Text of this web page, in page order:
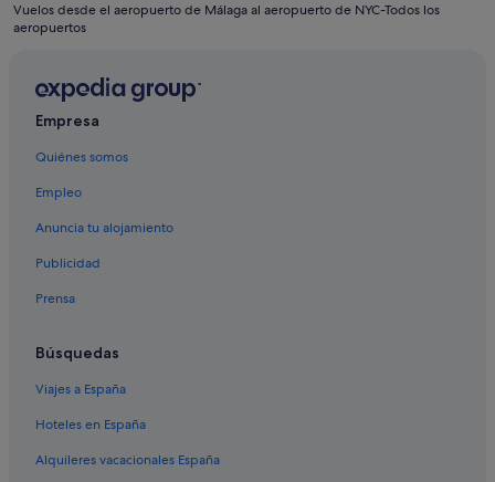
Vuelos desde el aeropuerto de Málaga al aeropuerto de NYC-Todos los
aeropuertos
Empresa
Quiénes somos
Empleo
Anuncia tu alojamiento
Publicidad
Prensa
Búsquedas
Viajes a España
Hoteles en España
Alquileres vacacionales España